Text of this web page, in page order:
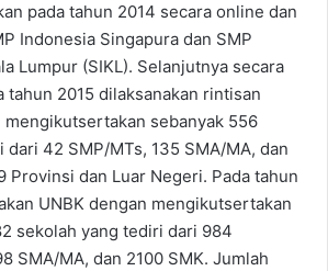
pada tahun 2014 secara online dan
Indonesia Singapura dan SMP
Lumpur (SIKL). Selanjutnya secara
tahun 2015 dilaksanakan rintisan
mengikutsertakan sebanyak 556
42 SMP/MTs, 135 SMA/MA, dan
Provinsi dan Luar Negeri. Pada tahun
UNBK dеngаn mengikutsertakan
sekolah уаng tediri dаrі 984
SMA/MA, dan 2100 SMK. Jumlah